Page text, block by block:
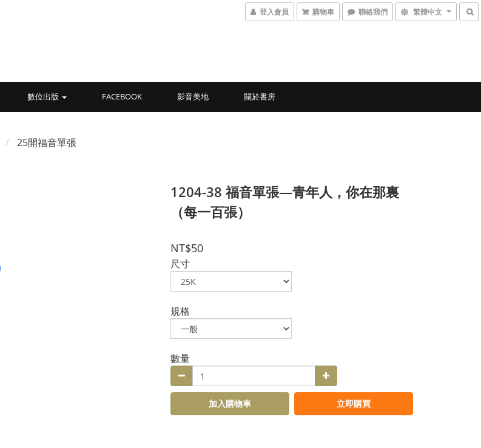
登入會員 購物車 聯絡我們 繁體中文
數位出版 FACEBOOK 影音美地 關於書房
25開福音單張
1204-38 福音單張—青年人，你在那裏
（每一百張）
NT$50
尺寸
規格
數量
加入購物車 立即購買